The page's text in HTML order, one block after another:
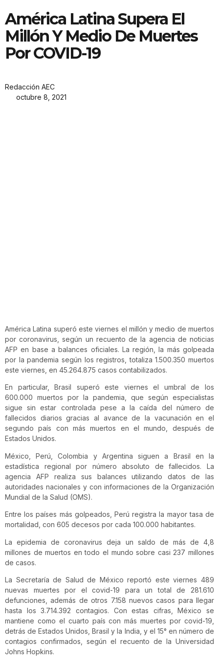
América Latina Supera El
Millón Y Medio De Muertes
Por COVID-19
Redacción AEC
octubre 8, 2021
América Latina superó este viernes el millón y medio de muertos
por coronavirus, según un recuento de la agencia de noticias
AFP en base a balances oficiales. La región, la más golpeada
por la pandemia según los registros, totaliza 1.500.350 muertos
este viernes, en 45.264.875 casos contabilizados.
En particular, Brasil superó este viernes el umbral de los
600.000 muertos por la pandemia, que según especialistas
sigue sin estar controlada pese a la caída del número de
fallecidos diarios gracias al avance de la vacunación en el
segundo país con más muertos en el mundo, después de
Estados Unidos.
México, Perú, Colombia y Argentina siguen a Brasil en la
estadística regional por número absoluto de fallecidos. La
agencia AFP realiza sus balances utilizando datos de las
autoridades nacionales y con informaciones de la Organización
Mundial de la Salud (OMS).
Entre los países más golpeados, Perú registra la mayor tasa de
mortalidad, con 605 decesos por cada 100.000 habitantes.
La epidemia de coronavirus deja un saldo de más de 4,8
millones de muertos en todo el mundo sobre casi 237 millones
de casos.
La Secretaría de Salud de México reportó este viernes 489
nuevas muertes por el covid-19 para un total de 281.610
defunciones, además de otros 7.158 nuevos casos para llegar
hasta los 3.714.392 contagios. Con estas cifras, México se
mantiene como el cuarto país con más muertes por covid-19,
detrás de Estados Unidos, Brasil y la India, y el 15° en número de
contagios confirmados, según el recuento de la Universidad
Johns Hopkins.